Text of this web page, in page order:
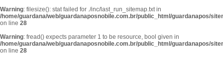
Warning: filesize(): stat failed for ./inc/last_run_sitemap.txt in
/home/guardana/web/guardanaposnobile.com.br/public_html/guardanapos/
on line 28
Warning: fread() expects parameter 1 to be resource, bool given in
/home/guardana/web/guardanaposnobile.com.br/public_html/guardanapos/
on line 28